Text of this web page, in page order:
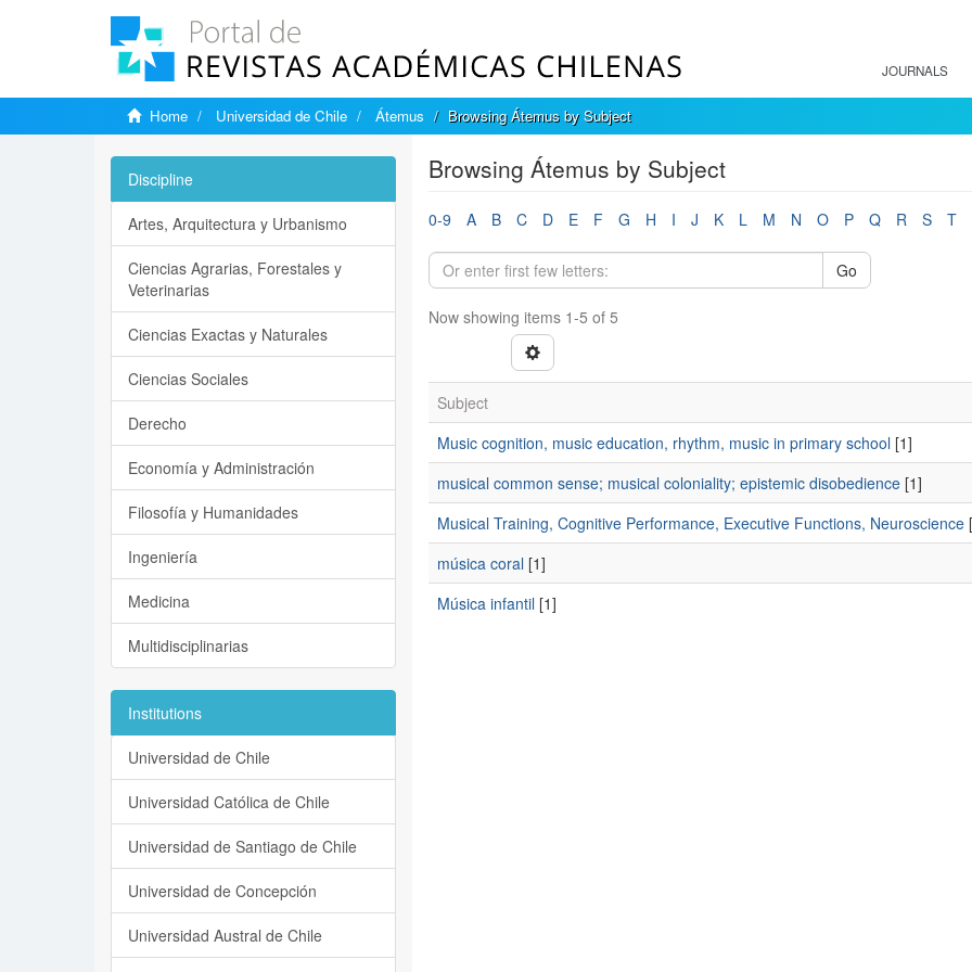
JOURNALS
Home Universidad de Chile Átemus Browsing Átemus by Subject
Browsing Átemus by Subject
0-9 A B C D E F G H I J K L M N O P Q R S T
Go
Now showing items 1-5 of 5
Subject
Music cognition, music education, rhythm, music in primary school[1]
musical common sense; musical coloniality; epistemic disobedience[1]
Musical Training, Cognitive Performance, Executive Functions, Neuroscience
música coral[1]
Música infantil[1]
Discipline
Artes, Arquitectura y Urbanismo
Ciencias Agrarias, Forestales y
Veterinarias
Ciencias Exactas y Naturales
Ciencias Sociales
Derecho
Economía y Administración
Filosofía y Humanidades
Ingeniería
Medicina
Multidisciplinarias
Institutions
Universidad de Chile
Universidad Católica de Chile
Universidad de Santiago de Chile
Universidad de Concepción
Universidad Austral de Chile